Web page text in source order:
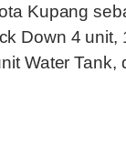
Kupang
Down 4 unit,
Water Tank,